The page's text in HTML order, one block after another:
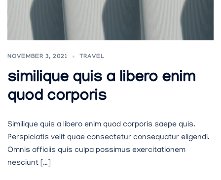
NOVEMBER 3, 2021 TRAVEL
similique quis a libero enim
quod corporis
Similique quis a libero enim quod corporis saepe quis.
Perspiciatis velit quae consectetur consequatur eligendi.
Omnis officiis quis culpa possimus exercitationem
nesciunt […]